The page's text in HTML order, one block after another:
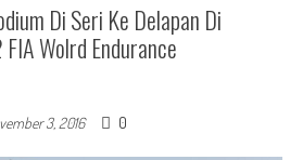
Di Seri Ke Delapan Di
Wolrd Endurance
3, 2016 0